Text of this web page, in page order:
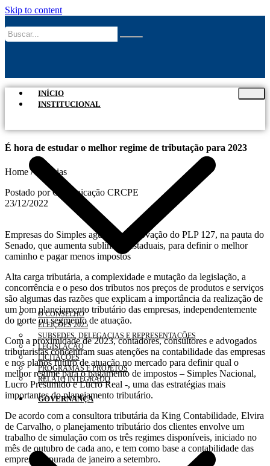
Skip to content
INÍCIO
INSTITUCIONAL
O CONSELHO
ELEIÇÕES 2025
SUBSEDES, DELEGACIAS E REPRESENTAÇÕES
LEGISLAÇÃO
LICITAÇÕES
PROGRAMAS E PROJETOS
RELATO INTEGRADO
GOVERNANÇA
É hora de estudar o melhor regime de tributação para 2023
Home / Notícias
Postado por Comunicação CRCPE
23/12/2022
Empresas do Simples aguardam aprovação do PLP 127, na pauta do
Senado, que aumenta sublimites estaduais, para definir o melhor
caminho e pagar menos impostos
Alta carga tributária, a complexidade e mutação da legislação, a
concorrência e o peso dos tributos nos preços de produtos e serviços
são algumas das razões que explicam a importância da realização de
um bom planejamento tributário das empresas, independentemente
do porte ou segmento de atuação.
Com a proximidade de 2023, contadores, consultores e advogados
tributaristas concentram suas atenções na contabilidade das empresas
e nos planos futuro de atuação no mercado para definir qual o
melhor regime para o pagamento de impostos – Simples Nacional,
Lucro Presumido e Lucro Real -, uma das estratégias mais
importantes do planejamento tributário.
De acordo com a consultora tributária da King Contabilidade, Elvira
de Carvalho, o planejamento tributário dos clientes envolve um
trabalho de simulação com os três regimes disponíveis, iniciado no
mês de outubro de cada ano, e tem como base a contabilidade das
empresas, apurada de janeiro a setembro.